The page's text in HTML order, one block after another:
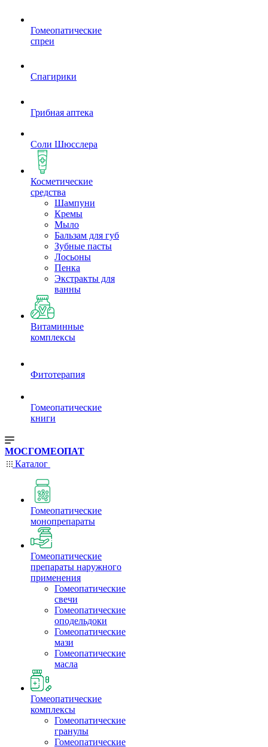
Гомеопатические
спреи
Спагирики
Грибная аптека
Соли Шюсслера
Косметические
средства
Шампуни
Кремы
Мыло
Бальзам для губ
Зубные пасты
Лосьоны
Пенка
Экстракты для
ванны
Витаминные
комплексы
Фитотерапия
Гомеопатические
книги
МОСГОМЕОПАТ
Каталог
Гомеопатические
монопрепараты
Гомеопатические
препараты наружного
применения
Гомеопатические
свечи
Гомеопатические
оподельдоки
Гомеопатические
мази
Гомеопатические
масла
Гомеопатические
комплексы
Гомеопатические
гранулы
Гомеопатические